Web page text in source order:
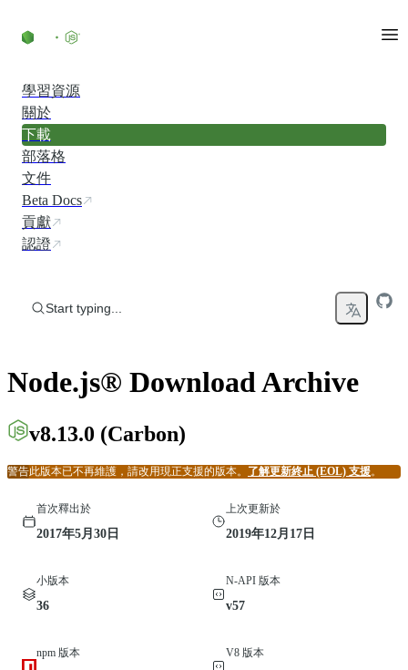
學習資源
關於
下載
部落格
文件
Beta Docs
貢獻
認證
Start typing...
Node.js® Download Archive
v8.13.0 (Carbon)
警告此版本已不再維護，請改用現正支援的版本。 了解更新終止 (EOL) 支援。
首次釋出於
2017年5月30日
上次更新於
2019年12月17日
小版本
36
N-API 版本
v57
npm 版本 V8 版本